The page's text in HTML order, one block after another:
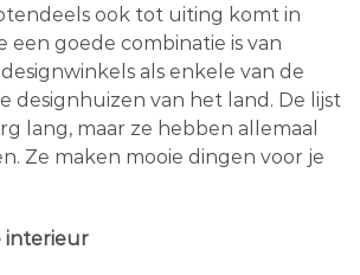
ook tot uiting komt in
een goede combinatie is van
als enkele van de
designhuizen van het land. De lijst
lang, maar ze hebben allemaal
Ze maken mooie dingen voor je
interieur